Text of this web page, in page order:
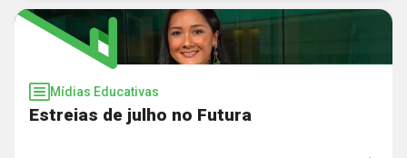
Mídias Educativas
Estreias de julho no Futura